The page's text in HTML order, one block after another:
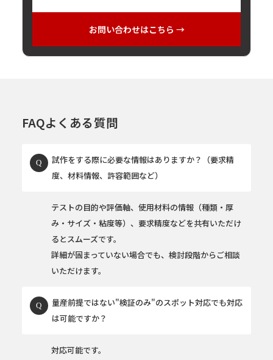
お問い合わせはこちら →
FAQよくある質問
試作をする際に必要な情報はありますか？（要求精
度、材料情報、許容範囲など）
テストの目的や評価軸、使用材料の情報（種類・厚
み・サイズ・粘度等）、要求精度などを共有いただけ
るとスムーズです。
詳細が固まっていない場合でも、検討段階からご相談
いただけます。
量産前提ではない"検証のみ"のスポット対応でも対応
は可能ですか？
対応可能です。